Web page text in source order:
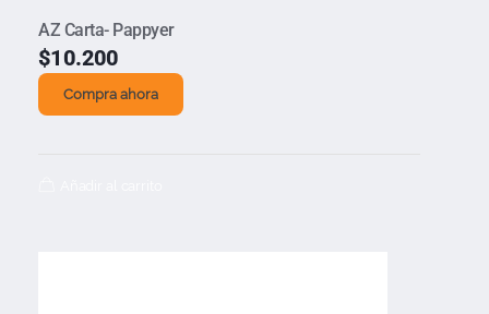
AZ Carta- Pappyer
$10.200
Compra ahora